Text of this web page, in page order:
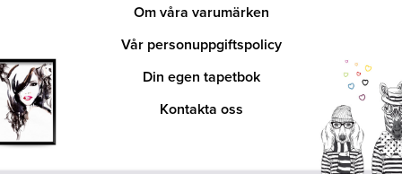
Om våra varumärken
Vår personuppgiftspolicy
Din egen tapetbok
Kontakta oss